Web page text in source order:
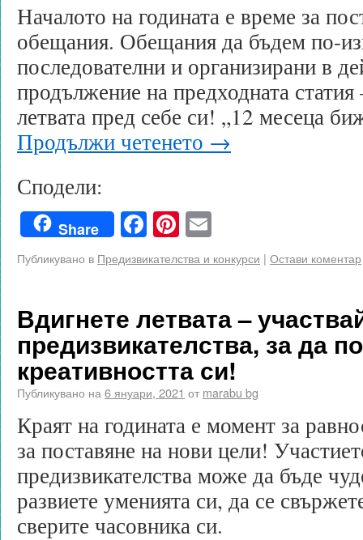
Началото на годината е време за
обещания. Обещания да бъдем по-
последователни и организирани в
продължение на предходната
летвата пред себе си! „12 месеца
Продължи четенето →
Сподели:
Share Facebook
Pinterest
Публикувано в Предизвикателства и конкурси | Остави коментар
Вдигнете летвата –
предизвикателства, за да
креативността си!
Публикувано на 6 януари, 2021 от marabu bg
Краят на годината е момент за
за поставяне на нови цели!
предизвикателства може да бъде
развиете уменията си, да се
сверите часовника си.